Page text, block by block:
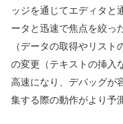
ッジを通じてエディタと
ータと迅速で焦点を絞っ
（データの取得やリス
の変更（テキストの挿入
高速になり、デバッグが
集する際の動作がより予